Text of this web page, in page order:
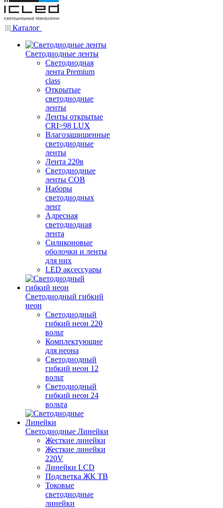
Каталог
Светодиодные ленты
Светодиодная
лента Premium
class
Открытые
светодиодные
ленты
Ленты открытые
CRI>98 LUX
Влагозащищенные
светодиодные
ленты
Лента 220в
Светодиодные
ленты COB
Наборы
светодиодных
лент
Адресная
светодиодная
лента
Силиконовые
оболочки и ленты
для них
LED аксессуары
Светодиодный гибкий
неон
Светодиодный
гибкий неон 220
вольт
Комплектующие
для неона
Светодиодный
гибкий неон 12
вольт
Светодиодный
гибкий неон 24
вольта
Светодиодные Линейки
Жесткие линейки
Жесткие линейки
220V
Линейки LCD
Подсветка ЖК ТВ
Токовые
светодиодные
линейки